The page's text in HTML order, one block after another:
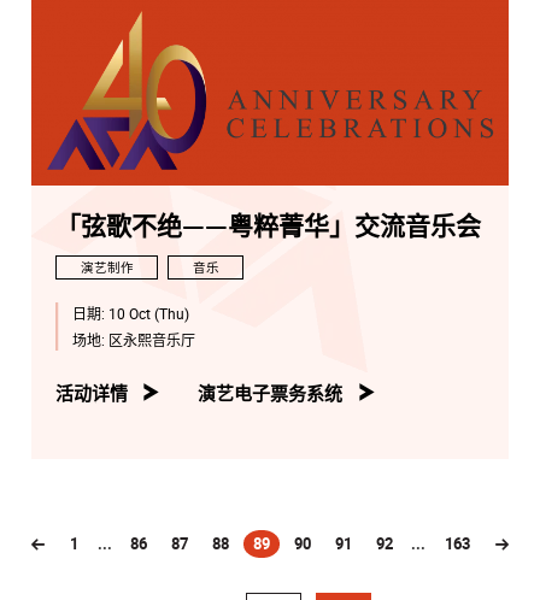
「弦歌不绝——粤粹菁华」交流音乐会
演艺制作 音乐
日期: 10 Oct (Thu)
场地: 区永熙音乐厅
活动详情 演艺电子票务系统
1 ... 86 87 88 89
(current)
90 91 92 ... 163